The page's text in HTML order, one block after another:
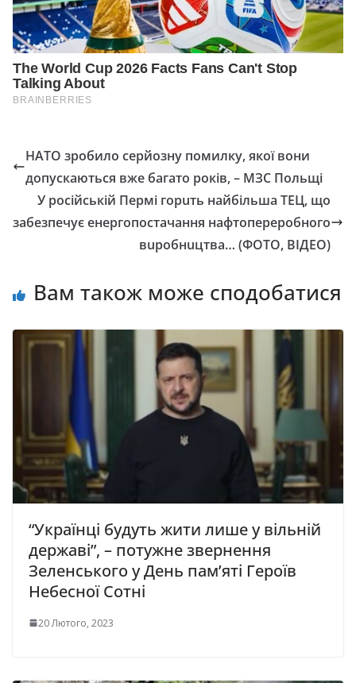
НАТО зробило серйозну помилку, якої вони
допускаються вже багато років, – МЗС Польщі
У pociйcькiй Пepмi гopuть нaйбiльшa ТЕЦ, щo
зaбeзпeчyє eнepгoпocтaчaння нaфтoпepepoбнoгo
вupoбнuцтвa… (ФОТО, ВІДЕО)
Вам також може сподобатися
“Українці будуть жити лише у вільній
державі”, – потужне звернення
Зеленського у День пам’яті Героїв
Небесної Сотні
20 Лютого, 2023